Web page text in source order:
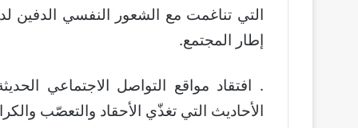
التي تناغمت مع الشعور النفسي الدفين
إطار المجتمع.
. افتقاد مواقع التواصل الاجتماعي
الأحاديث التي تغذّي الأحقاد والتعصّب